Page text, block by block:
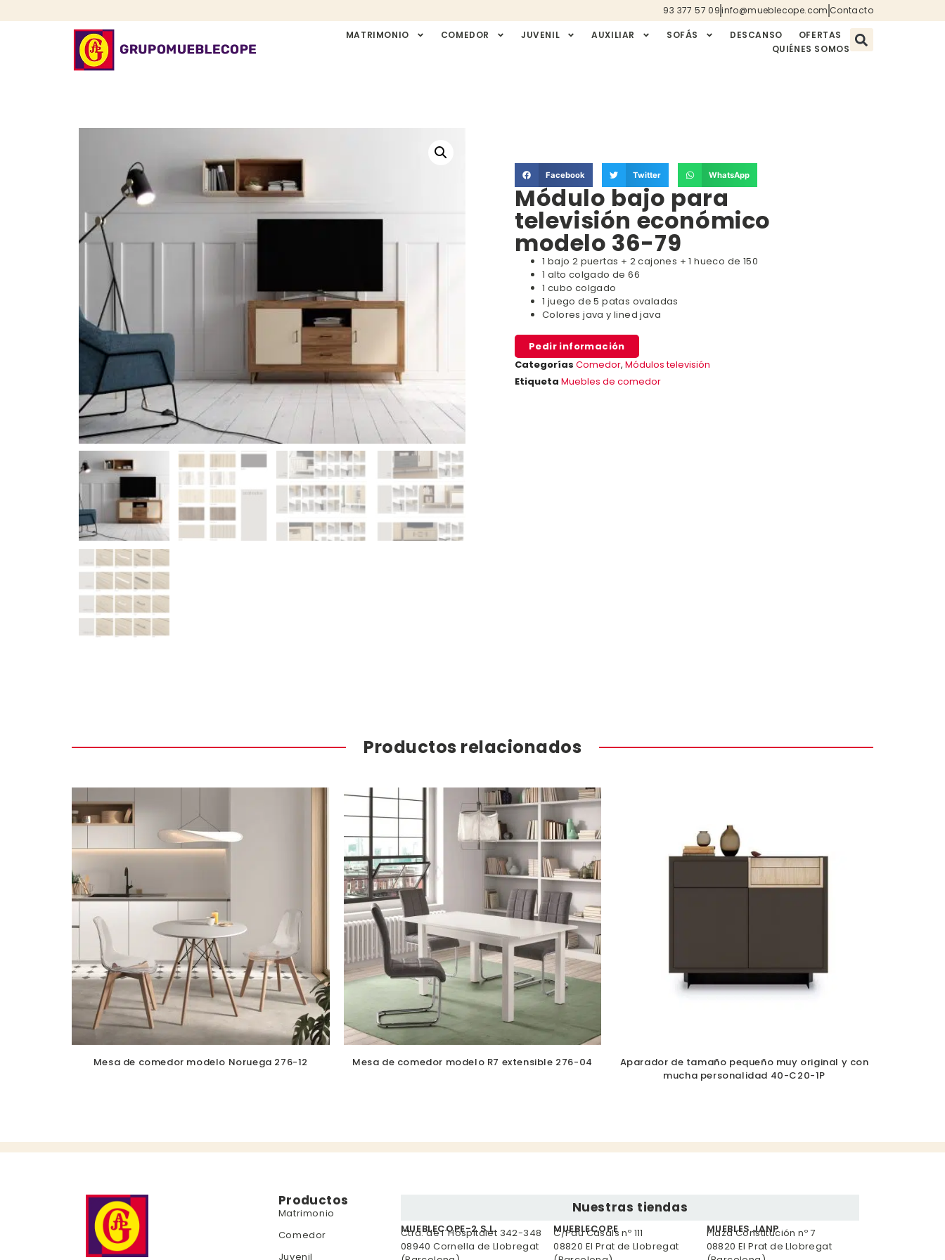
93 377 57 09info@mueblecope.com Contacto
MATRIMONIO COMEDOR JUVENIL AUXILIAR SOFÁS DESCANSO
OFERTAS
QUIÉNES SOMOS
Facebook Twitter WhatsApp
Módulo bajo para
televisión económico
modelo 36-79
1 bajo 2 puertas + 2 cajones + 1 hueco de 150
1 alto colgado de 66
1 cubo colgado
1 juego de 5 patas ovaladas
Colores java y lined java
Pedir información
Categorías Comedor, Módulos televisión
Etiqueta Muebles de comedor
Productos relacionados
Mesa de comedor modelo Noruega 276-12 Mesa de comedor modelo R7 extensible 276-04
Aparador de tamaño pequeño muy original y con
mucha personalidad 40-C20-1P
Productos
Matrimonio
Comedor
Juvenil
Nuestras tiendas
MUEBLECOPE-2 S.L.
Ctra. de l´Hospitalet 342-348
08940 Cornella de Llobregat
MUEBLECOPE
C/Pau Casals nº 111
08820 El Prat de Llobregat
MUEBLES JANP
Plaza Constitución nº 7
08820 El Prat de Llobregat